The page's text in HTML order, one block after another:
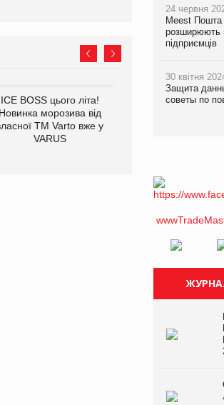
ICE BOSS цього літа!
Новинка морозива від
ТМ Varto вже у
VARUS
EVA.UA
24 червня
Meest Пошта
розширюють
підприємців
30 квітня
Защита
советы по